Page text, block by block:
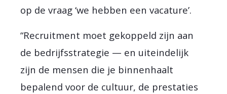
op de vraag ‘we hebben een vacature’.
“Recruitment moet gekoppeld zijn aan
de bedrijfsstrategie — en uiteindelijk
zijn de mensen die je binnenhaalt
bepalend voor de cultuur, de prestaties